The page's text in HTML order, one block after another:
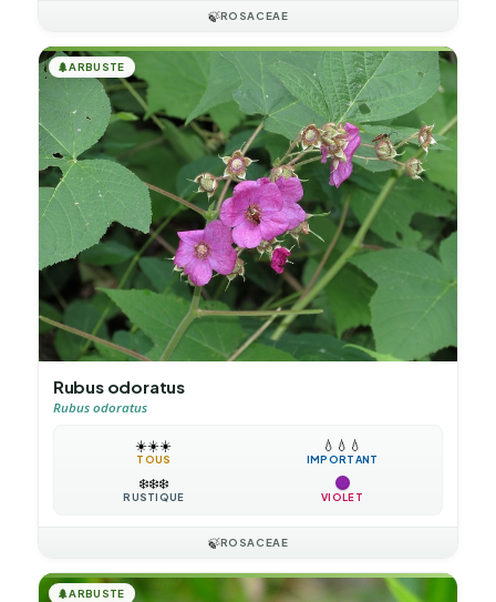
🍃ROSACEAE
🌲ARBUSTE
Rubus odoratus
Rubus odoratus
☀️☀️☀️
TOUS
💧 💧 💧
IMPORTANT
❄️❄️❄️
RUSTIQUE VIOLET
🍃ROSACEAE
🌲ARBUSTE